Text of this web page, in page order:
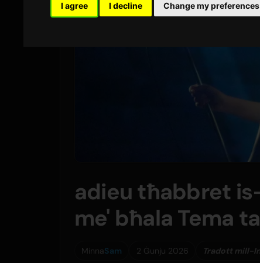
I agree I decline Change my preferences
adieu tħabbret
me' bħala Tema
MinnaSam 2 Ġunju 2026 Tradott mill-